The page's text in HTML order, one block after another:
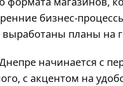
бизнес-
планы на
начинается с
с акцентом на